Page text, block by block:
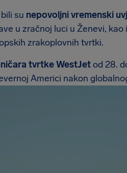
su nepovoljni vremenski
u zračnoj luci u Ženevi,
zrakoplovnih tvrtki.
tvrtke WestJetod 28.
Americi nakon